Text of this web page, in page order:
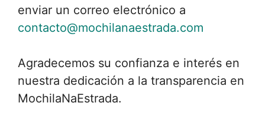
enviar un correo electrónico a
contacto@mochilanaestrada.com
Agradecemos su confianza e interés en
nuestra dedicación a la transparencia en
MochilaNaEstrada.